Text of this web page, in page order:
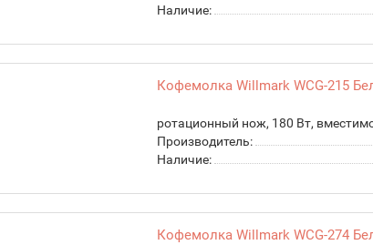
Наличие:
Кофемолка Willmark WCG-215
ротационный нож, 180 Вт,
Производитель:
Наличие:
Кофемолка Willmark WCG-274